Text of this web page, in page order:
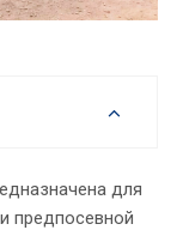
для
предпосевной